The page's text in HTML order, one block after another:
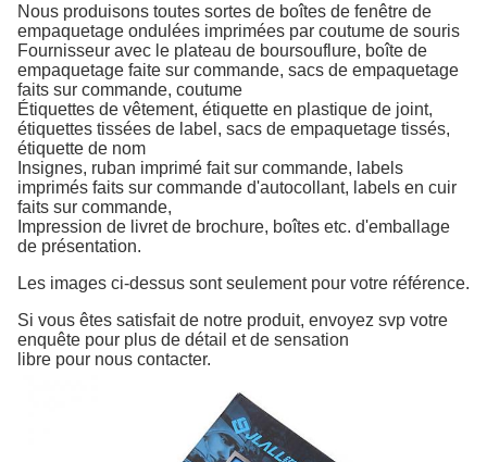
Nous produisons toutes sortes de boîtes de fenêtre de
empaquetage ondulées imprimées par coutume de souris
Fournisseur avec le plateau de boursouflure, boîte de
empaquetage faite sur commande, sacs de empaquetage
faits sur commande, coutume
Étiquettes de vêtement, étiquette en plastique de joint,
étiquettes tissées de label, sacs de empaquetage tissés,
étiquette de nom
Insignes, ruban imprimé fait sur commande, labels
imprimés faits sur commande d'autocollant, labels en cuir
faits sur commande,
Impression de livretde brochure, boîtes etc. d'emballage
de présentation.
Les images ci-dessus sont seulement pour votre référence.
Si vous êtes satisfait de notre produit, envoyez svp votre
enquête pour plus de détail et de sensation
libre pour nous contacter.